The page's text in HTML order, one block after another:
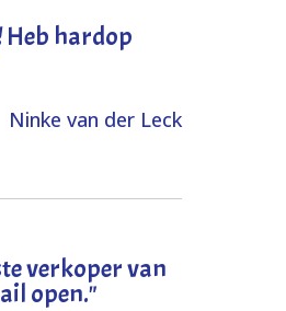
Heb hardop
Ninke van der Leck
verkoper van
open."